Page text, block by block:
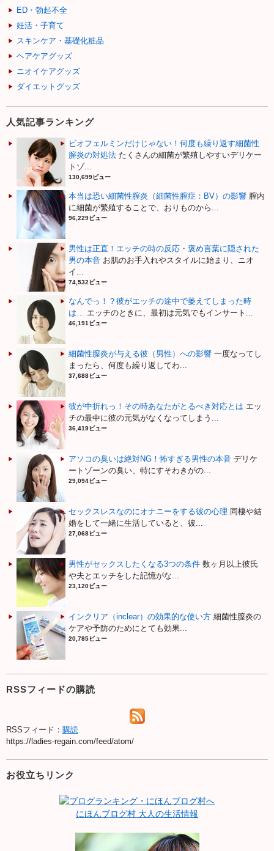
ED・勃起不全
妊活・子育て
スキンケア・基礎化粧品
ヘアケアグッズ
ニオイケアグッズ
ダイエットグッズ
人気記事ランキング
ビオフェルミンだけじゃない！何度も繰り返す細菌性
膣炎の対処法 たくさんの細菌が繁殖しやすいデリケー
トゾ...
130,699ビュー
本当は恐い細菌性膣炎（細菌性膣症：BV）の影響 膣内
に細菌が繁殖することで、おりものから...
96,229ビュー
男性は正直！エッチの時の反応・褒め言葉に隠された
男の本音 お肌のお手入れやスタイルに始まり、ニオ
イ...
74,532ビュー
なんでっ！？彼がエッチの途中で萎えてしまった時
は…
エッチのときに、最初は元気でもインサート...
46,191ビュー
細菌性膣炎が与える彼（男性）への影響 一度なってし
まったら、何度も繰り返してわ...
37,688ビュー
彼が中折れっ！その時あなたがとるべき対応とは エッ
チの最中に彼の元気がなくなってしまう...
36,419ビュー
アソコの臭いは絶対NG！怖すぎる男性の本音 デリケ
ートゾーンの臭い、特にすそわきがの...
29,094ビュー
セックスレスなのにオナニーをする彼の心理 同棲や結
婚をして一緒に生活していると、彼...
27,068ビュー
男性がセックスしたくなる3つの条件 数ヶ月以上彼氏
や夫とエッチをした記憶がな...
23,120ビュー
インクリア（inclear）の効果的な使い方 細菌性膣炎の
ケアや予防のためにとても効果...
20,785ビュー
RSSフィードの購読
RSSフィード： 購読
https://ladies-regain.com/feed/atom/
お役立ちリンク
にほんブログ村 大人の生活情報